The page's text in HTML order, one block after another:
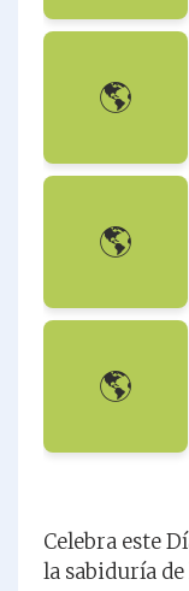
🌎
El Bambú
🌎
Resiliencia
🌎
Fortaleza
Celebra este
la sabiduría